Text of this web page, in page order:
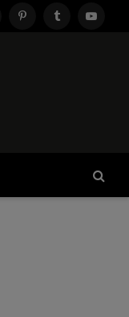
PinterestTumblr